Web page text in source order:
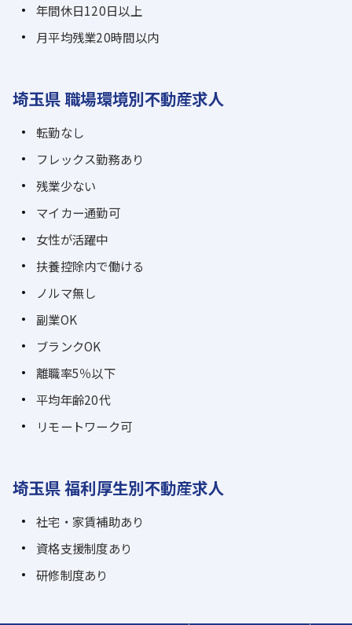
年間休日120日以上
月平均残業20時間以内
埼玉県 職場環境別不動産求人
転勤なし
フレックス勤務あり
残業少ない
マイカー通勤可
女性が活躍中
扶養控除内で働ける
ノルマ無し
副業OK
ブランクOK
離職率5％以下
平均年齢20代
リモートワーク可
埼玉県 福利厚生別不動産求人
社宅・家賃補助あり
資格支援制度あり
研修制度あり